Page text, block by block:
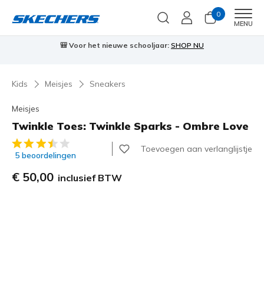
0
MENU
Skechers VIP:45 dagen retourrecht voor ledenMeld je aan
Kids Meisjes Sneakers
Meisjes
Twinkle Toes: Twinkle Sparks - Ombre Love
5 van de 5 klantbeoordelingen
5 beoordelingen
Toevoegen aan verlanglijstje
€ 50,00 inclusief BTW